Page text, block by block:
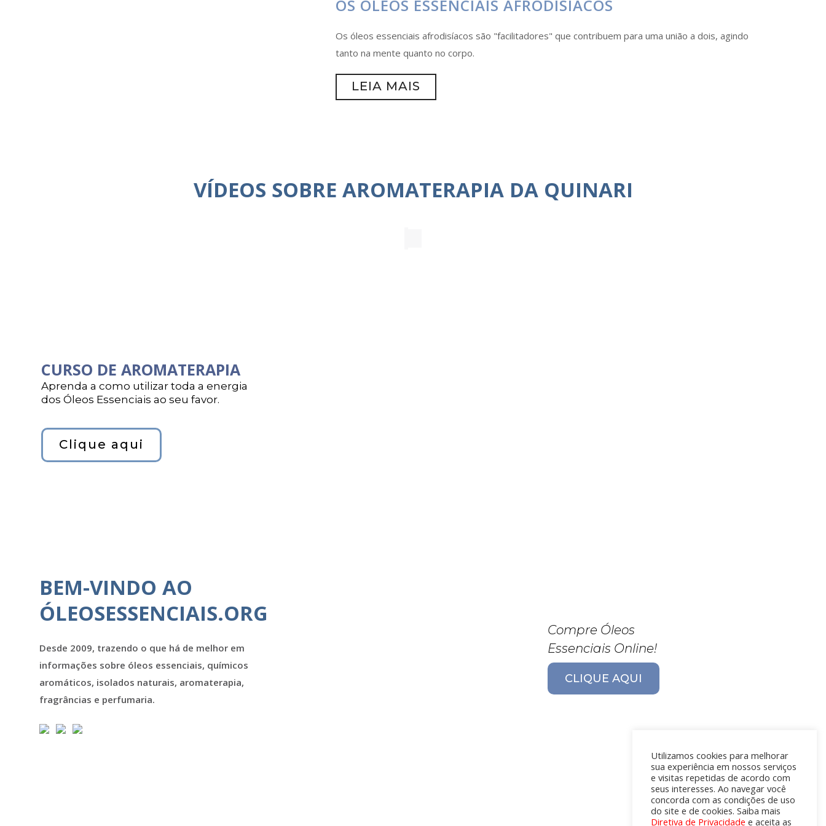
OS ÓLEOS ESSENCIAIS AFRODISÍACOS
Os óleos essenciais afrodisíacos são "facilitadores" que contribuem para uma união a dois, agindo
tanto na mente quanto no corpo.
LEIA MAIS
VÍDEOS SOBRE AROMATERAPIA DA QUINARI
CURSO DE AROMATERAPIA
Aprenda a como utilizar toda a energia
dos Óleos Essenciais ao seu favor.
Clique aqui
BEM-VINDO AO
ÓLEOSESSENCIAIS.ORG
Desde 2009, trazendo o que há de melhor em
informações sobre óleos essenciais, químicos
aromáticos, isolados naturais, aromaterapia,
fragrâncias e perfumaria.
Compre Óleos
Essenciais Online!
CLIQUE AQUI
Utilizamos cookies para melhorar
sua experiência em nossos serviços
e visitas repetidas de acordo com
seus interesses. Ao navegar você
concorda com as condições de uso
do site e de cookies. Saiba mais
Diretiva de Privacidade e aceita as